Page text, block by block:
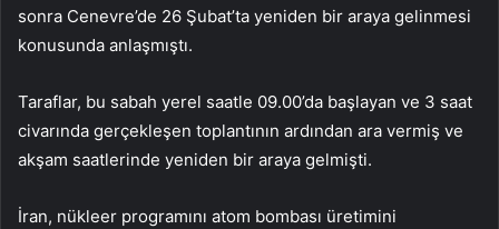
sonra Cenevre’de 26 Şubat’ta yeniden bir araya gelinmesi
konusunda anlaşmıştı.
Taraflar, bu sabah yerel saatle 09.00’da başlayan ve 3 saat
civarında gerçekleşen toplantının ardından ara vermiş ve
akşam saatlerinde yeniden bir araya gelmişti.
İran, nükleer programını atom bombası üretimini